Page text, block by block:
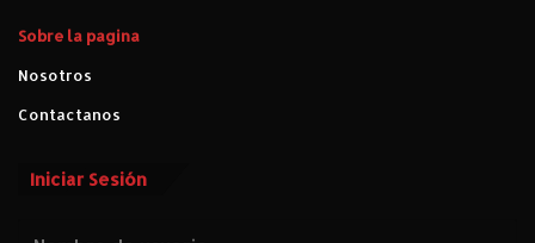
Sobre la pagina
Nosotros
Contactanos
Iniciar Sesión